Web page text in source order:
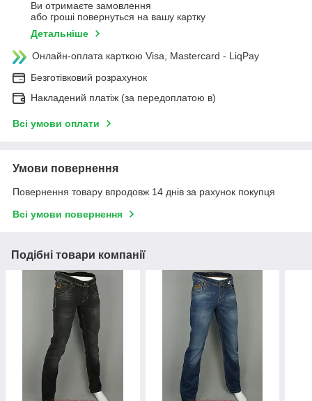
Ви отримаєте замовлення
або гроші повернуться на вашу картку
Детальніше
Онлайн-оплата карткою Visa, Mastercard - LiqPay
Безготівковий розрахунок
Накладений платіж (за передоплатою в)
Всі умови оплати
Умови повернення
Повернення товару впродовж 14 днів за рахунок покупця
Всі умови повернення
Подібні товари компанії